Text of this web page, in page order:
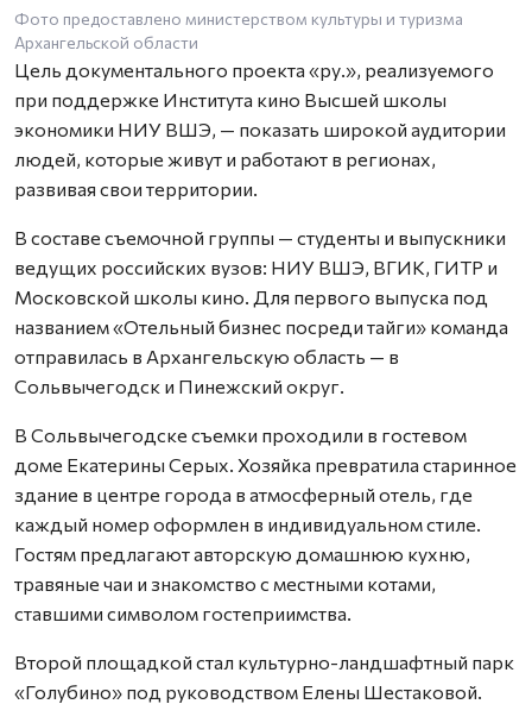
Фото предоставлено министерством культуры и туризма
Архангельской области
Цель документального проекта «ру.», реализуемого
при поддержке Института кино Высшей школы
экономики НИУ ВШЭ, — показать широкой аудитории
людей, которые живут и работают в регионах,
развивая свои территории.
В составе съемочной группы — студенты и выпускники
ведущих российских вузов: НИУ ВШЭ, ВГИК, ГИТР и
Московской школы кино. Для первого выпуска под
названием «Отельный бизнес посреди тайги» команда
отправилась в Архангельскую область — в
Сольвычегодск и Пинежский округ.
В Сольвычегодске съемки проходили в гостевом
доме Екатерины Серых. Хозяйка превратила старинное
здание в центре города в атмосферный отель, где
каждый номер оформлен в индивидуальном стиле.
Гостям предлагают авторскую домашнюю кухню,
травяные чаи и знакомство с местными котами,
ставшими символом гостеприимства.
Второй площадкой стал культурно-ландшафтный парк
«Голубино» под руководством Елены Шестаковой.